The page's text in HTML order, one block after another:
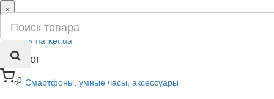
0
×
ru
ua
Каталог
Смартфоны, умные часы, аксессуары